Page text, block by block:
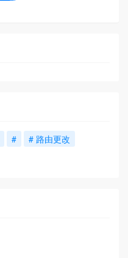
#
# 路由更改